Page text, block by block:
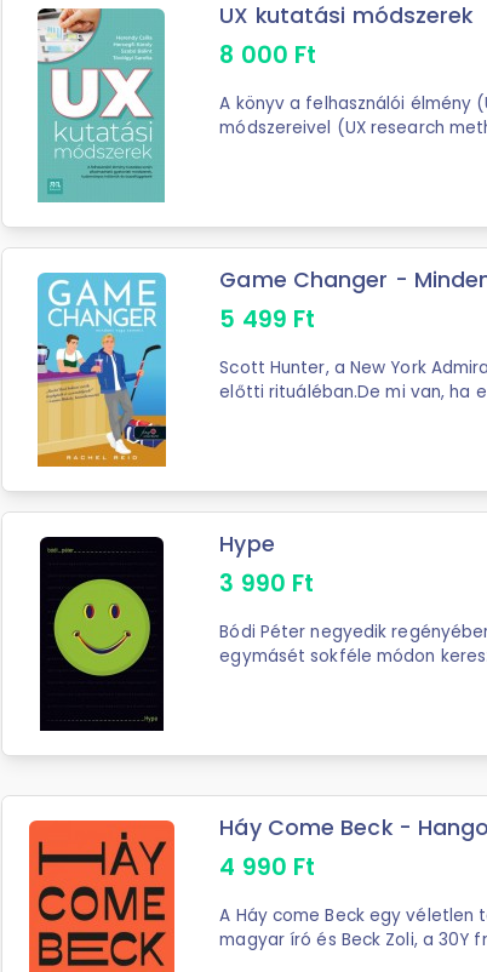
UX kutatási módszerek
8 000 Ft
A könyv a felhasználói élmény
módszereivel (UX research
Game Changer -
5 499 Ft
Scott Hunter, a New York
előtti rituáléban.De mi van, ha
Hype
3 990 Ft
Bódi Péter negyedik
egymásét sokféle módon
Háy Come Beck -
4 990 Ft
A Háy come Beck egy véletlen
magyar író és Beck Zoli, a